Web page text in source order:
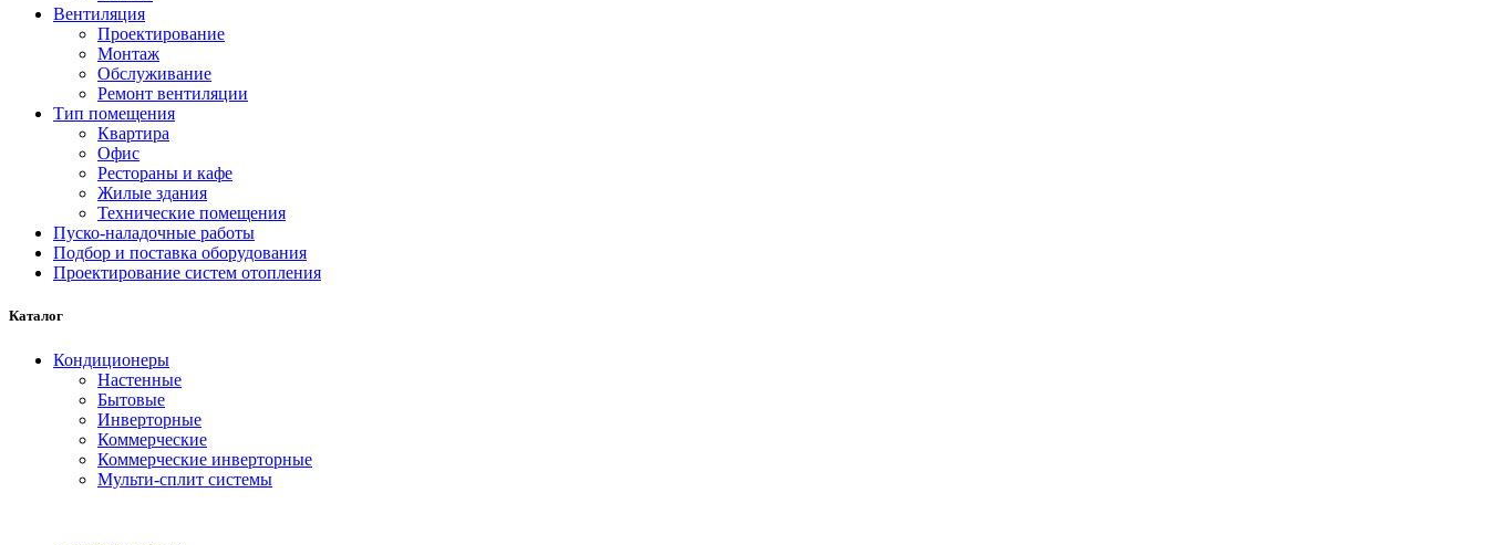
Вентиляция
Проектирование
Монтаж
Обслуживание
Ремонт вентиляции
Тип помещения
Квартира
Офис
Рестораны и кафе
Жилые здания
Технические помещения
Пуско-наладочные работы
Подбор и поставка оборудования
Проектирование систем отопления
Каталог
Кондиционеры
Настенные
Бытовые
Инверторные
Коммерческие
Коммерческие инверторные
Мульти-сплит системы